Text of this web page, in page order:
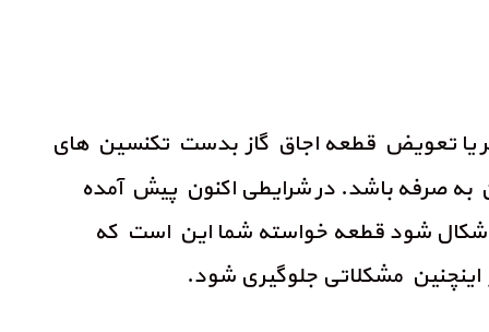
یا تعویض قطعه اجاق گاز بدست تکنسین های
صرفه باشد. در شرایطی اکنون پیش آمده
اشکال شود قطعه خواسته شما این است که
اینچنین مشکلاتی جلوگیری شود.